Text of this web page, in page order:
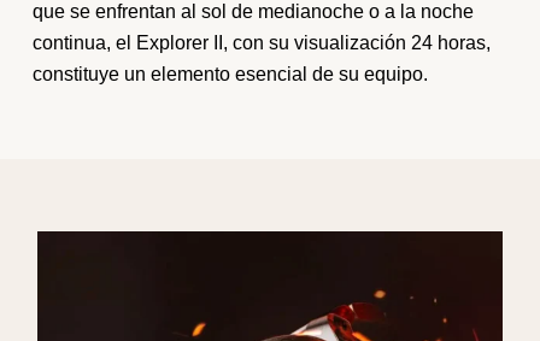
que se enfrentan al sol de medianoche o a la noche
continua, el Explorer II, con su visualización 24 horas,
constituye un elemento esencial de su equipo.